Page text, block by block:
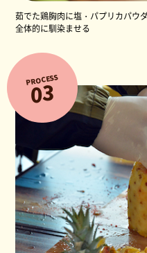
茹でた鶏胸肉に塩・パプリカパウ
全体的に馴染ませる
PROCESS
03